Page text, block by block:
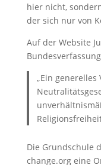
hier nicht,
der sich nur von
Auf der Website
„Ein
Die Grundschule
change.org eine